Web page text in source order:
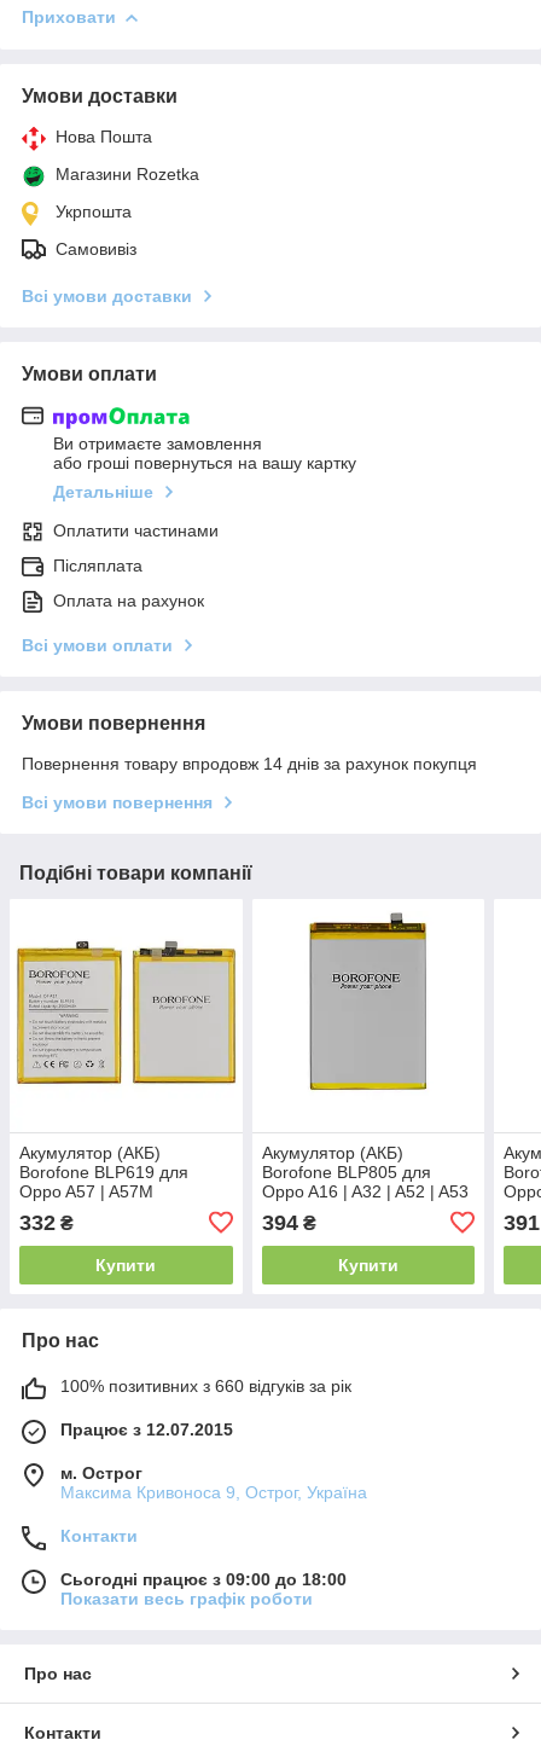
Приховати
Умови доставки
Нова Пошта
Магазини Rozetka
Укрпошта
Самовивіз
Всі умови доставки
Умови оплати
Ви отримаєте замовлення
або гроші повернуться на вашу картку
Детальніше
Оплатити частинами
Післяплата
Оплата на рахунок
Всі умови оплати
Умови повернення
Повернення товару впродовж 14 днів за рахунок покупця
Всі умови повернення
Подібні товари компанії
Акумулятор (АКБ)
Borofone BLP619 для
Oppo A57 | A57M
332 ₴
Купити
Акумулятор (АКБ)
Borofone BLP805 для
Oppo A16 | A32 | A52 | A53
(5000mAh)
394₴
Купити
391
Про нас
100% позитивних з 660 відгуків за рік
Працює з 12.07.2015
м. Острог
Максима Кривоноса 9, Острог, Україна
Контакти
Сьогодні працює з 09:00 до 18:00
Показати весь графік роботи
Про нас
Контакти